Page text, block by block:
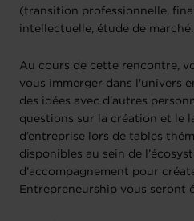
(transition professionnelle,
intellectuelle, étude de
Au cours de cette rencontre,
vous immerger dans l'univers
des idées avec d'autres
questions sur la création et le
d’entreprise lors de tables
disponibles au sein de
d’accompagnement pour
Entrepreneurship vous seront